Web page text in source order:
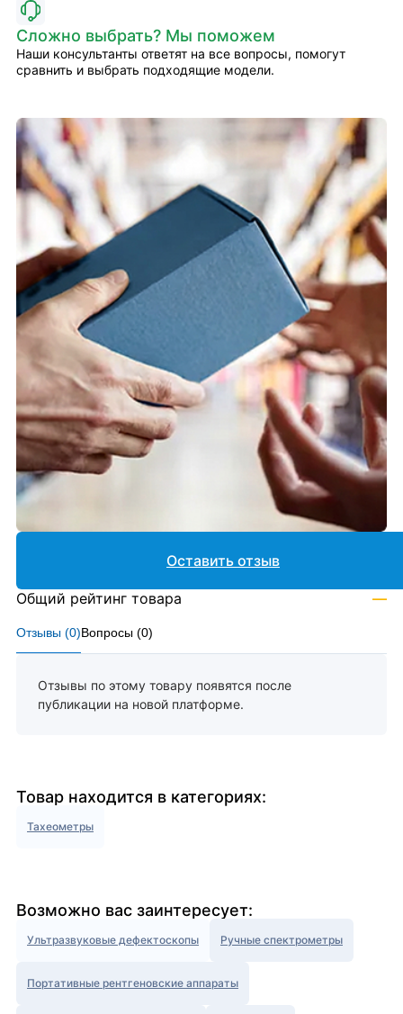
Сложно выбрать? Мы поможем
Наши консультанты ответят на все вопросы, помогут
сравнить и выбрать подходящие модели.
Отзывы (0)Вопросы (0)
Отзывы по этому товару появятся после
публикации на новой платформе.
Оставить отзыв
Общий рейтинг товара —
Товар находится в категориях:
Тахеометры
Возможно вас заинтересует:
Ультразвуковые дефектоскопы Ручные спектрометры
Портативные рентгеновские аппараты